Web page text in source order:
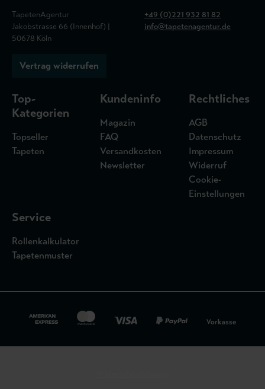
TapetenAgentur
Jakobstrasse 66 (Innenhof) |
50678 Köln
+49 (0)221 932 81 82
info@tapetenagentur.de
Vertrag widerrufen
Top-
Kategorien
Topseller
Tapeten
Kundeninfo
Magazin
FAQ
Versandkosten
Newsletter
Rechtliches
AGB
Datenschutz
Impressum
Widerruf
Cookie-
Einstellungen
Service
Rollenkalkulator
Tapetenmuster